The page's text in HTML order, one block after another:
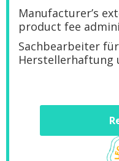
Manufacturer’s
product fee
Sachbearbeiter
Herstellerhaftung